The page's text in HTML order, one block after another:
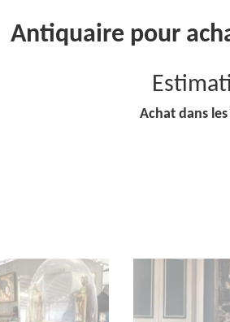
Antiquaire pour
Achat dans